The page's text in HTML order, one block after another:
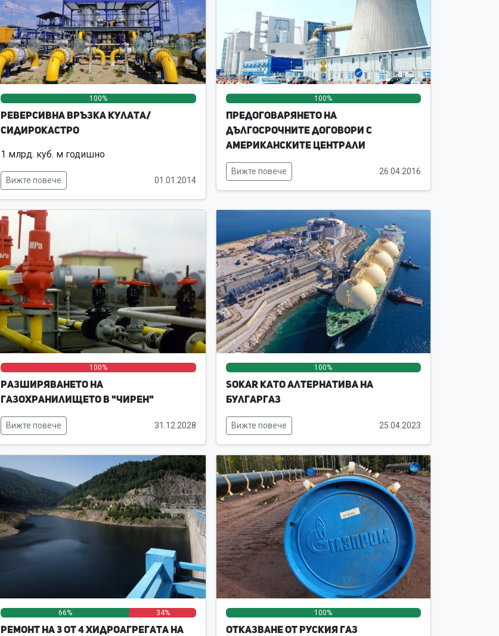
100% 0%
0%
Реверсивна връзка Кулата/
Сидирокастро
1 млрд. куб. м годишно
Вижте повече 01.01.2014
100% 0%
0%
Предоговарянето на
дългосрочните договори с
американските централи
Вижте повече 26.04.2016
0%
0% 100%
Разширяването на
газохранилището в "Чирен"
Вижте повече 31.12.2028
100% 0%
0%
SOKAR като алтернатива на
Булгаргаз
Вижте повече 25.04.2023
66% 34%
Ремонт на 3 от 4 хидроагрегата на
100% 0%
0%
Отказване от руския газ